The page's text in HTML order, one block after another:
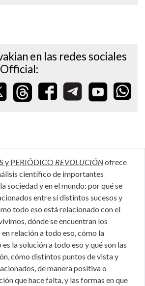
en las redes sociales
y PERIÓDICO REVOLUCIÓNofrece
científico de importantes
sociedad y en el mundo: por qué se
entre sí distintos sucesos y
todo eso está relacionado con el
dónde se encuentran los
relación a todo eso, cómo la
la solución a todo eso y qué son las
cómo distintos puntos de vista y
de manera positiva o
que hace falta, y las formas en que